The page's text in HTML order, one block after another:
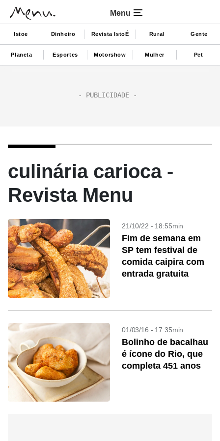
Menu
Istoe Dinheiro Revista IstoÉ Rural Gente
Planeta Esportes Motorshow Mulher Pet
culinária carioca -
Revista Menu
21/10/22 - 18:55min
Fim de semana em
SP tem festival de
comida caipira com
entrada gratuita
01/03/16 - 17:35min
Bolinho de bacalhau
é ícone do Rio, que
completa 451 anos